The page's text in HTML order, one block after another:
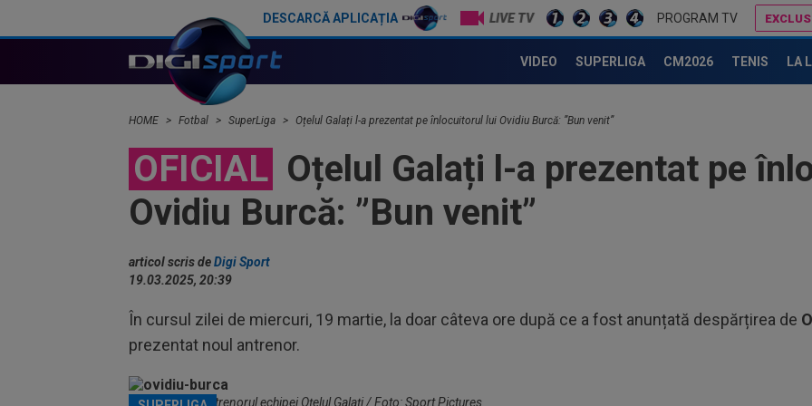
DESCARCĂ APLICAȚIA LIVE TV PROGRAM TV
VIDEO SUPERLIGA CM2026 TENIS LA
HOME Fotbal SuperLiga Oțelul Galați l-a prezentat pe înlocuitorul lui Ovidiu Burcă: ”Bun venit”
OFICIAL Oțelul Galați l-a prezentat pe
Ovidiu Burcă: ”Bun venit”
articol scris deDigi Sport
19.03.2025, 20:39
În cursul zilei de miercuri, 19 martie, la doar câteva ore după ce a fost anunțată despărțirea de
prezentat noul antrenor.
Ovidiu Burcă, antrenorul echipei Oțelul Galați / Foto: Sport Pictures